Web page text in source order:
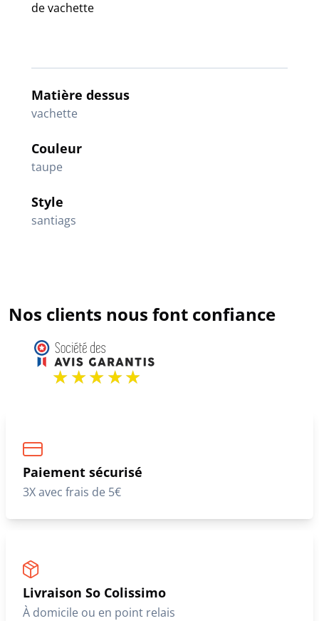
de vachette
Matière dessus
vachette
Couleur
taupe
Style
santiags
Nos clients nous font confiance
Paiement sécurisé
3X avec frais de 5€
Livraison So Colissimo
À domicile ou en point relais